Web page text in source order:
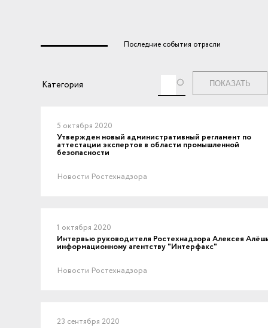
Последние события отрасли
5 октября 2020
Утвержден новый административный регламент по
аттестации экспертов в области промышленной
безопасности
Новости Ростехнадзора
1 октября 2020
Интервью руководителя Ростехнадзора Алексея
информационному агентству "Интерфакс"
Новости Ростехнадзора
23 сентября 2020